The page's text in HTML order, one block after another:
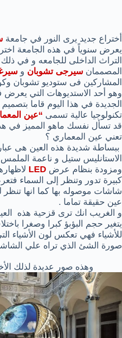
أختراع جديد يرى النور في جامعة
يعرض سنوياً في هذه الجامعة
التراث الداخلى للجامعه و في ذلك
المصممان سيرجى تشوبان و
المشاركين فى ستوديو تشوبان
وهو أحد الاستديوهات التي يعرض
الجديدة في هذا اليوم قاما
تكنولوجيا عالية تسمى “عين
قد تسأل نفسك ماهو المميز في
تعني عين المعماري ؟
ببساطة شديدة هذه العين هى
الاستانليس ستيل و ناعمة
ومزودة بنظام عرض
كبيرة تدور وتنظر إلى السماء
شاشات موصوله بها كما انها تنظر
عين حقيقة تماما .
و الغريب انك ترى قزحية هذه
يتغير حجم البؤبؤ كبرا وصغرا
للأشياء فهي تعكس لون الأشياء
صورة الشئ الذي تراه علي
وهذه صور عديدة لذلك